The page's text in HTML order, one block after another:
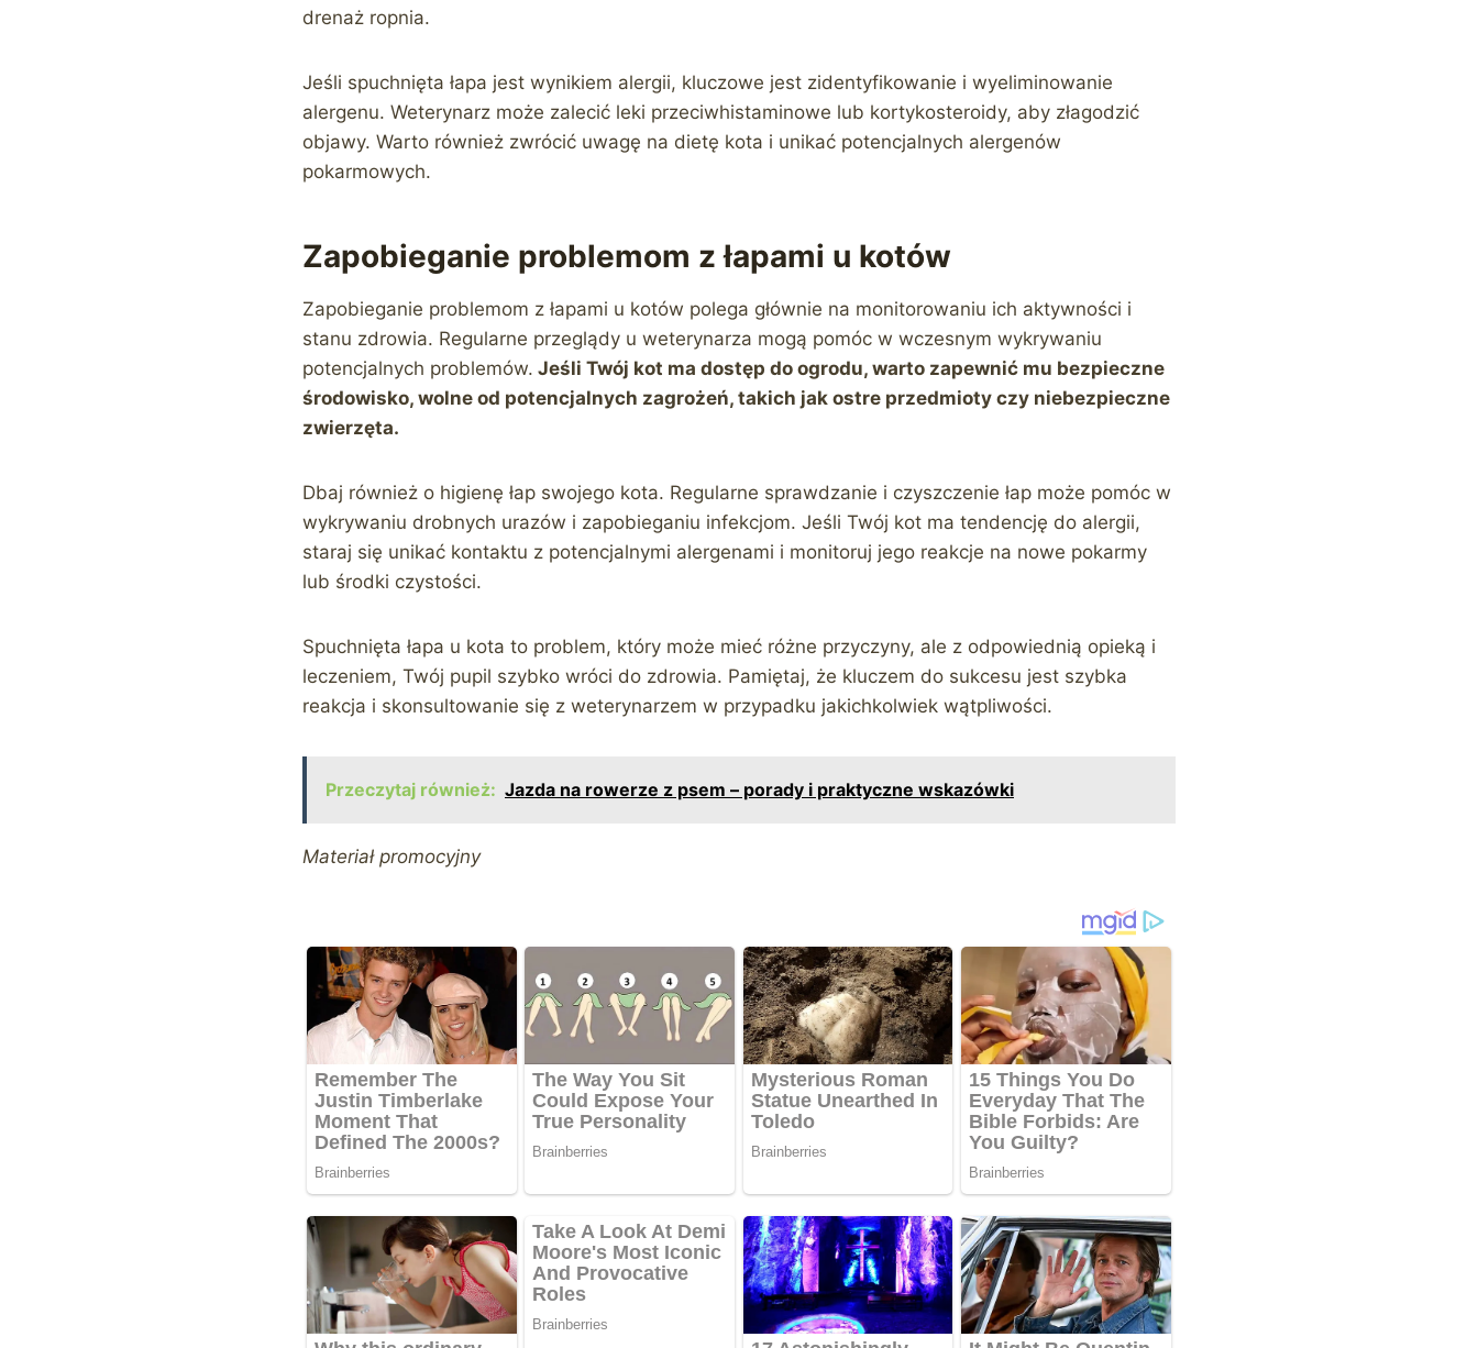
drenaż ropnia.
Jeśli spuchnięta łapa jest wynikiem alergii, kluczowe jest zidentyfikowanie i wyeliminowanie
alergenu. Weterynarz może zalecić leki przeciwhistaminowe lub kortykosteroidy, aby złagodzić
objawy. Warto również zwrócić uwagę na dietę kota i unikać potencjalnych alergenów
pokarmowych.
Zapobieganie problemom z łapami u kotów
Zapobieganie problemom z łapami u kotów polega głównie na monitorowaniu ich aktywności i
stanu zdrowia. Regularne przeglądy u weterynarza mogą pomóc w wczesnym wykrywaniu
potencjalnych problemów. Jeśli Twój kot ma dostęp do ogrodu, warto zapewnić mu bezpieczne
środowisko, wolne od potencjalnych zagrożeń, takich jak ostre przedmioty czy niebezpieczne
zwierzęta.
Dbaj również o higienę łap swojego kota. Regularne sprawdzanie i czyszczenie łap może pomóc w
wykrywaniu drobnych urazów i zapobieganiu infekcjom. Jeśli Twój kot ma tendencję do alergii,
staraj się unikać kontaktu z potencjalnymi alergenami i monitoruj jego reakcje na nowe pokarmy
lub środki czystości.
Spuchnięta łapa u kota to problem, który może mieć różne przyczyny, ale z odpowiednią opieką i
leczeniem, Twój pupil szybko wróci do zdrowia. Pamiętaj, że kluczem do sukcesu jest szybka
reakcja i skonsultowanie się z weterynarzem w przypadku jakichkolwiek wątpliwości.
Przeczytaj również: Jazda na rowerze z psem – porady i praktyczne wskazówki
Materiał promocyjny